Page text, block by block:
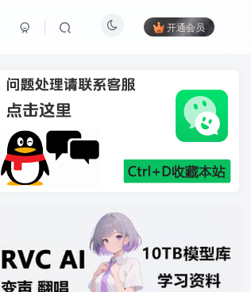
开通会员